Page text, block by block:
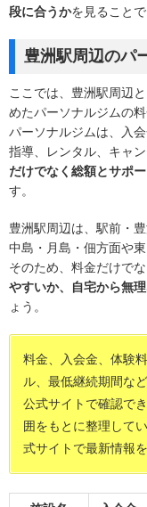
段に合うかを見ること
豊洲駅周辺のパ
ここでは、豊洲駅周辺
めたパーソナルジムの
パーソナルジムは、入
指導、レンタル、キャ
だけでなく総額とサポ
す。
豊洲駅周辺は、駅前・
中島・月島・佃方面や
そのため、料金だけでな
やすいか、自宅から無
ょう。
料金、入会金、体験
ル、最低継続期間な
公式サイトで確認で
囲をもとに整理して
式サイトで最新情報